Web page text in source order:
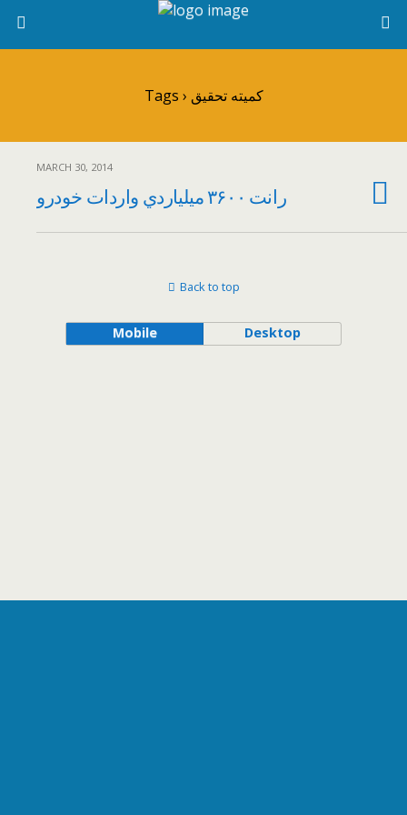
Tags › كميته تحقيق
MARCH 30, 2014
رانت ۳۶۰۰ ميلياردي واردات خودرو
Back to top
Mobile Desktop